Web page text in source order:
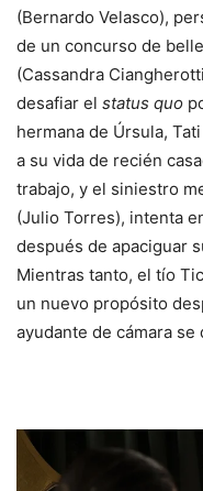
(Bernardo Velasco),
de un concurso de
(Cassandra
desafiar el status quo
hermana de Úrsula,
a su vida de recién
trabajo, y el siniestro
(Julio Torres), intenta
después de apaciguar
Mientras tanto, el tío
un nuevo propósito
ayudante de cámara se